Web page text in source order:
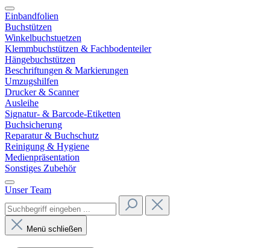
Einbandfolien
Buchstützen
Winkelbuchstuetzen
Klemmbuchstützen & Fachbodenteiler
Hängebuchstützen
Beschriftungen & Markierungen
Umzugshilfen
Drucker & Scanner
Ausleihe
Signatur- & Barcode-Etiketten
Buchsicherung
Reparatur & Buchschutz
Reinigung & Hygiene
Medienpräsentation
Sonstiges Zubehör
Unser Team
Menü schließen